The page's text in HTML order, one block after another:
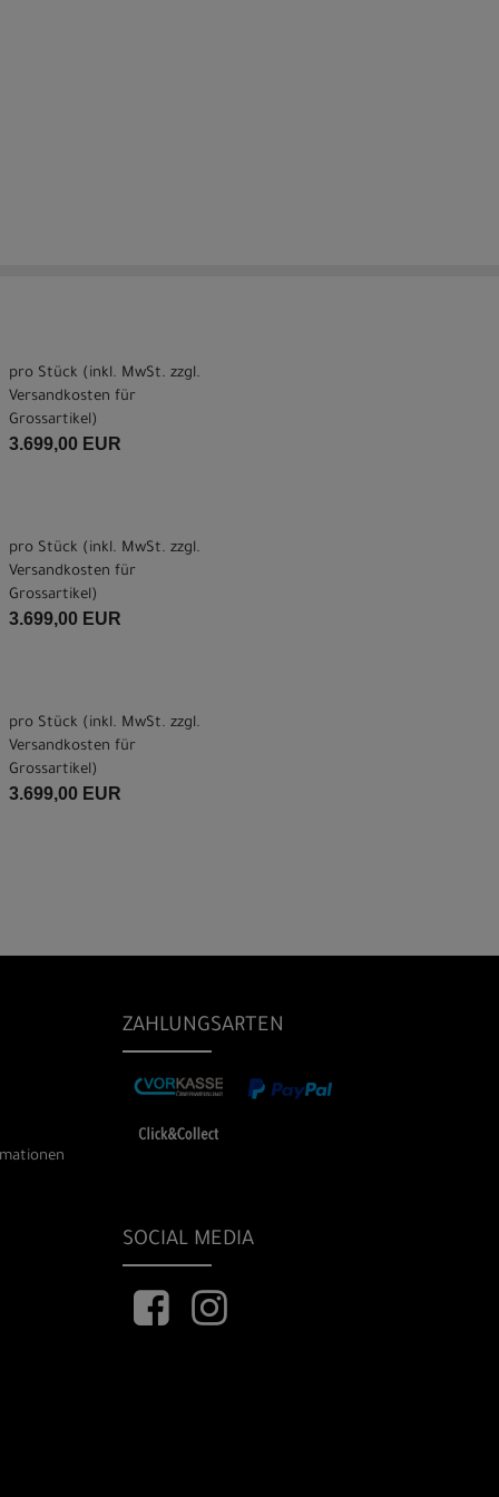
pro Stück (inkl. MwSt. zzgl.
Versandkosten für
Grossartikel )
3.699,00 EUR
pro Stück (inkl. MwSt. zzgl.
Versandkosten für
Grossartikel )
3.699,00 EUR
pro Stück (inkl. MwSt. zzgl.
Versandkosten für
Grossartikel )
3.699,00 EUR
ZAHLUNGSARTEN
SOCIAL MEDIA